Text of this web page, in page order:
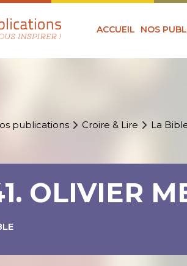
ACCUEIL NOS
publications Croire & Lire La
OLIVIER